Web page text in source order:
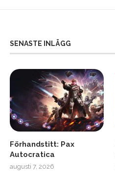
SENASTE INLÄGG
Förhandstitt: Pax
Autocratica
augusti 7, 2026